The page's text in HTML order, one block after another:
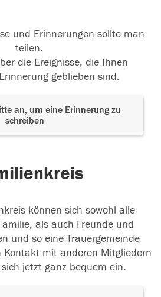
und Erinnerungen sollte man
teilen.
die Ereignisse, die Ihnen
geblieben sind.
an, um eine Erinnerung zu
schreiben
können sich sowohl alle
als auch Freunde und
und so eine Trauergemeinde
Kontakt mit anderen Mitgliedern
jetzt ganz bequem ein.